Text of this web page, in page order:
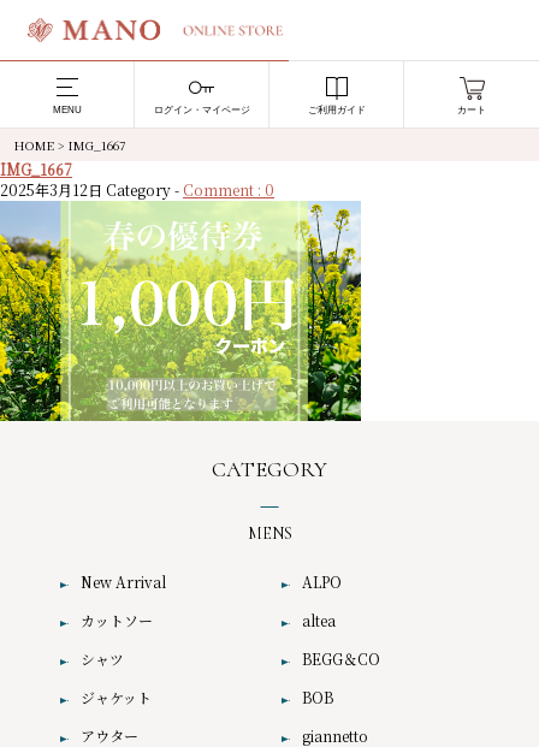
MENU ログイン・マイページ ご利用ガイド カート
HOME > IMG_1667
IMG_1667
2025年3月12日 Category - Comment : 0
CATEGORY
MENS
New Arrival
カットソー
シャツ
ジャケット
アウター
ALPO
altea
BEGG＆CO
BOB
giannetto